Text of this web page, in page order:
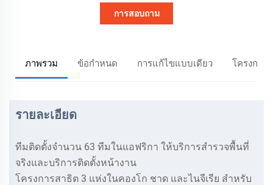
การสอบถาม
ภาพรวม ข้อกำหนด การแก้ไขแบบเดียว โครงการ
รายละเอียด
ทีมติดตั้งจำนวน 63 ทีมในแอฟริกา ให้บริการสำรวจพื้นที่
จริงและบริการติดตั้งหน้างาน
โครงการสาธิต 3 แห่งในคองโก ชาด และไนจีเรีย สำหรับ